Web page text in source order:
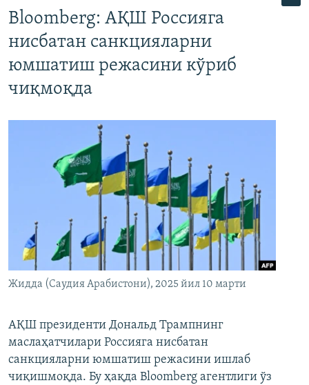
Bloomberg: АҚШ Россияга
нисбатан санкцияларни
юмшатиш режасини кўриб
чиқмоқда
Жидда (Саудия Арабистони), 2025 йил 10 марти
АҚШ президенти Дональд Трампнинг
маслаҳатчилари Россияга нисбатан
санкцияларни юмшатиш режасини ишлаб
чиқишмоқда. Бу ҳақда Bloomberg агентлиги ўз